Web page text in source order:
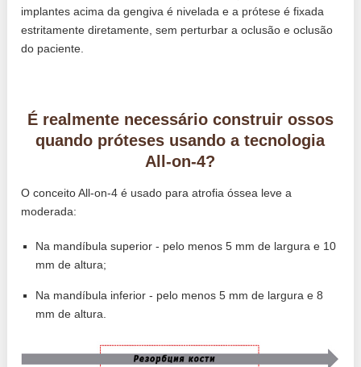
implantes acima da gengiva é nivelada e a prótese é fixada
estritamente diretamente, sem perturbar a oclusão e oclusão
do paciente.
É realmente necessário construir ossos
quando próteses usando a tecnologia
All-on-4?
O conceito All-on-4 é usado para atrofia óssea leve a
moderada:
Na mandíbula superior - pelo menos 5 mm de largura e 10
mm de altura;
Na mandíbula inferior - pelo menos 5 mm de largura e 8
mm de altura.